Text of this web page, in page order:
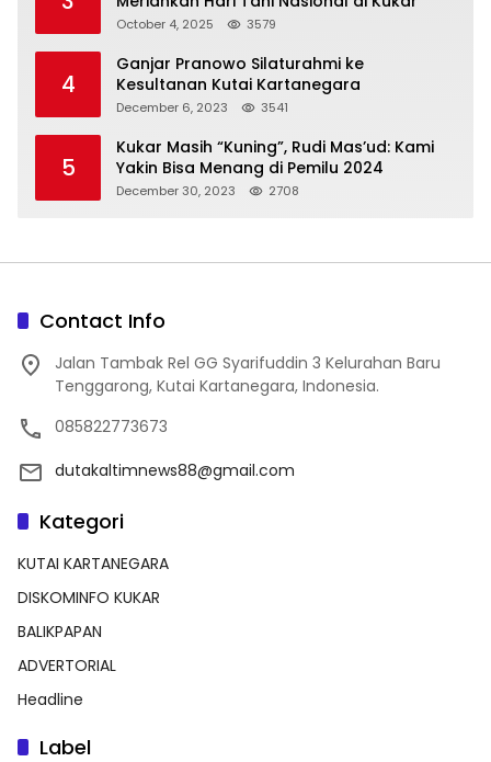
October 4, 2025 3579
4
Ganjar Pranowo Silaturahmi ke
Kesultanan Kutai Kartanegara
December 6, 2023 3541
5
Kukar Masih “Kuning”, Rudi Mas’ud: Kami
Yakin Bisa Menang di Pemilu 2024
December 30, 2023 2708
Contact Info
Jalan Tambak Rel GG Syarifuddin 3 Kelurahan Baru
Tenggarong, Kutai Kartanegara, Indonesia.
085822773673
dutakaltimnews88@gmail.com
Kategori
KUTAI KARTANEGARA
DISKOMINFO KUKAR
BALIKPAPAN
ADVERTORIAL
Headline
Label